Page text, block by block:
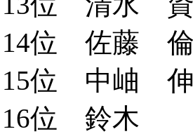
14位 佐藤 倫
15位 中岫 伸
16位 鈴木 昇